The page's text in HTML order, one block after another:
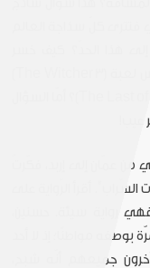
فتترى كلّ سذاجة العالم
هذا الحدّ؟ كيف خسر
عيب!
من عمّان إلى إربد، فكّرتُ
أقرأ الرّواية على
رواية سيئة. حسنين،
مواطنًا؛ إذ لا أحد
جميعهم أنّه شبح،